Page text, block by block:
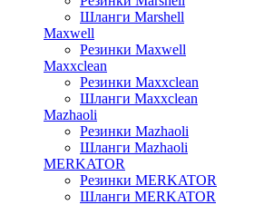
Шланги Marshell
Maxwell
Резинки Maxwell
Maxxclean
Резинки Maxxclean
Шланги Maxxclean
Mazhaoli
Резинки Mazhaoli
Шланги Mazhaoli
MERKATOR
Резинки MERKATOR
Шланги MERKATOR